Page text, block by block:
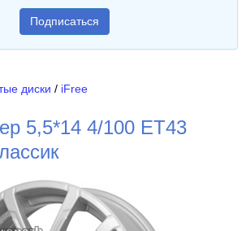
Подписаться
диски / iFree
5,5*14 4/100 ET43